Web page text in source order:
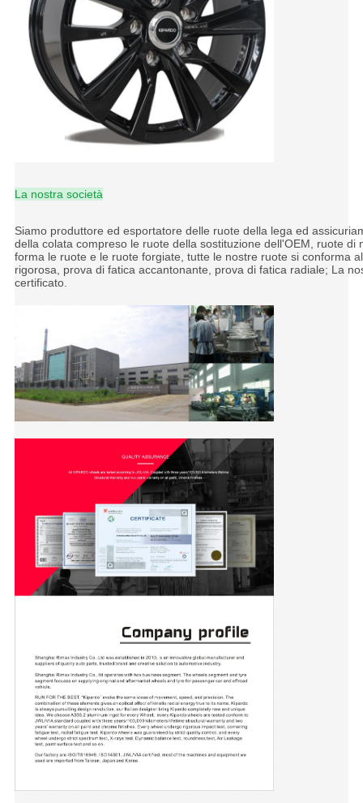
La nostra società
Siamo produttore ed esportatore delle ruote della lega ed
della colata compreso le ruote della sostituzione dell'OEM, ruote
forma le ruote e le ruote forgiate, tutte le nostre ruote si conforma
rigorosa, prova di fatica accantonante, prova di fatica radiale; La
certificato.